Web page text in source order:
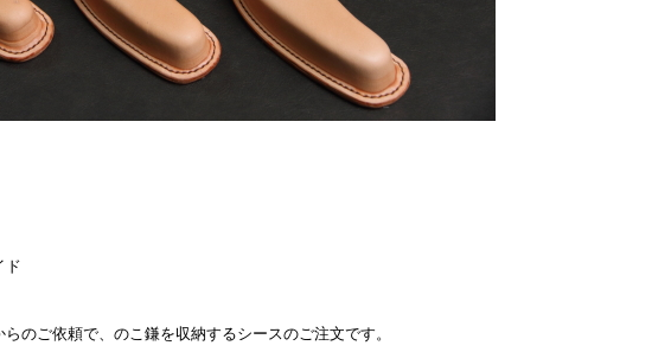
ド
のご依頼で、のこ鎌を収納するシースのご注文です。